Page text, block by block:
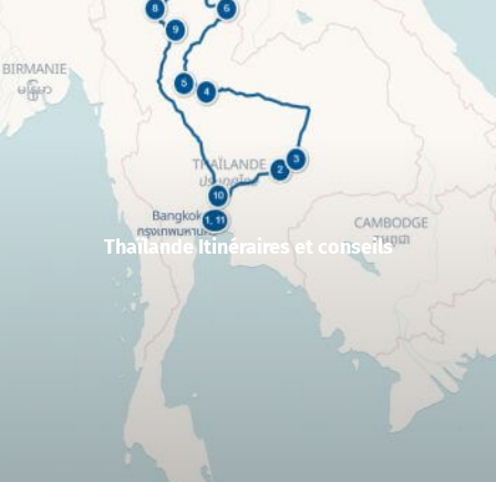
Thaïlande Itinéraires et conseils